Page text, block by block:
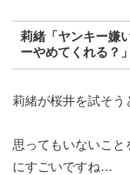
莉緒「ヤンキー嫌
ーやめてくれる？」
莉緒が桜井を試そう
思ってもいないこ
にすごいですね…